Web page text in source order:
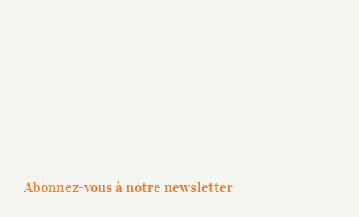
Abonnez-vous à notre newsletter